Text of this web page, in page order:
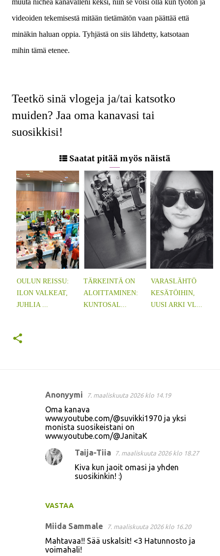
muuta nicheä kanavalleni keksi, niin se voisi olla kun työtön ja
videoiden tekemisestä mitään tietämätön vaan päättää että
minäkin haluan oppia. Tyhjästä on siis lähdetty, katsotaan
mihin tämä etenee.
Teetkö sinä vlogeja ja/tai katsotko
muiden? Jaa oma kanavasi tai
suosikkisi!
Saatat pitää myös näistä
OULUN REISSU:
ILON VALKEAT,
JUHLIA ...
TÄRKEINTÄ ON
ALOITTAMINEN:
KUNTOSAL...
VARASLÄHTÖ
KESÄTÖIHIN,
UUSI ARKI VL...
Anonyymi 7. maaliskuuta 2026 klo 14.19
Oma kanava
www.youtube.com/@suvikki1970 ja yksi
monista suosikeistani on
www.youtube.com/@JanitaK
VASTAA
Taija-Tiia 7. maaliskuuta 2026 klo 18.27
Kiva kun jaoit omasi ja yhden
suosikinkin! :)
Miida Sammale 7. maaliskuuta 2026 klo 16.20
Mahtavaa!! Sää uskalsit! <3 Hatunnosto ja
voimahali!